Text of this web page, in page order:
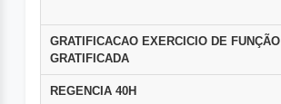
GRATIFICACAO EXERCICIO DE FUNÇÃO
GRATIFICADA
REGENCIA 40H